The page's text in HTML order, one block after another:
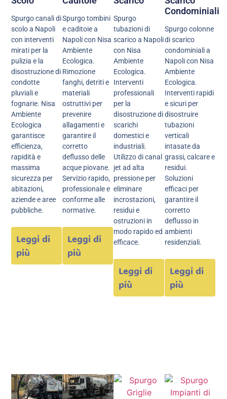
Spurgo canali di
scolo a Napoli
con interventi
mirati per la
pulizia e la
disostruzione di
condotte
pluviali e
fognarie. Nisa
Ambiente
Ecologica
garantisce
efficienza,
rapidità e
massima
sicurezza per
abitazioni,
aziende e aree
pubbliche.
Leggi di
più
Spurgo tombini
e caditoie a
Napoli con Nisa
Ambiente
Ecologica.
Rimozione
fanghi, detriti e
materiali
ostruttivi per
prevenire
allagamenti e
garantire il
corretto
deflusso delle
acque piovane.
Servizio rapido,
professionale e
conforme alle
normative.
Leggi di
più
Spurgo
tubazioni di
scarico a Napoli
con Nisa
Ambiente
Ecologica.
Interventi
professionali
per la
disostruzione di
scarichi
domestici e
industriali.
Utilizzo di canal
jet ad alta
pressione per
eliminare
incrostazioni,
residui e
ostruzioni in
modo rapido ed
efficace.
Leggi di
più
Condominiali
Spurgo colonne
di scarico
condominiali a
Napoli con Nisa
Ambiente
Ecologica.
Interventi rapidi
e sicuri per
disostruire
tubazioni
verticali
intasate da
grassi, calcare e
residui.
Soluzioni
efficaci per
garantire il
corretto
deflusso in
ambienti
residenziali.
Leggi di
più